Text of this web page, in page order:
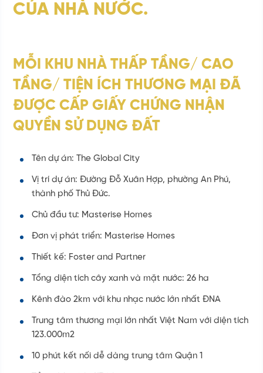
CỦA NHÀ NƯỚC.
MỖI KHU NHÀ THẤP TẦNG/ CAO
TẦNG/ TIỆN ÍCH THƯƠNG MẠI ĐÃ
ĐƯỢC CẤP GIẤY CHỨNG NHẬN
QUYỀN SỬ DỤNG ĐẤT
Tên dự án: The Global City
Vị trí dự án: Đường Đỗ Xuân Hợp, phường An Phú,
thành phố Thủ Đức.
Chủ đầu tư: Masterise Homes
Đơn vị phát triển: Masterise Homes
Thiết kế: Foster and Partner
Tổng diện tích cây xanh và mặt nước: 26 ha
Kênh đào 2km với khu nhạc nước lớn nhất ĐNA
Trung tâm thương mại lớn nhất Việt Nam với diện tích
123.000m2
10 phút kết nối dễ dàng trung tâm Quận 1